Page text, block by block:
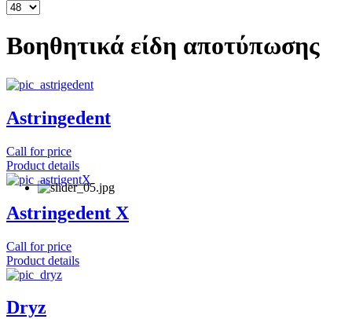
Βοηθητικά είδη αποτύπωσης
Astringedent
Call for price
Product details
Astringedent X
Call for price
Product details
Dryz